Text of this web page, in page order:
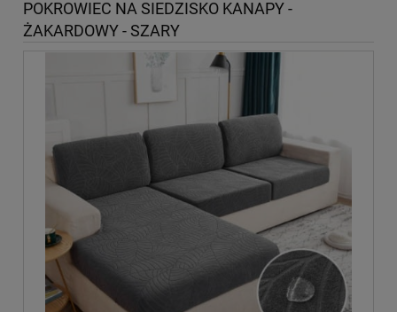
POKROWIEC NA SIEDZISKO KANAPY -
ŻAKARDOWY - SZARY